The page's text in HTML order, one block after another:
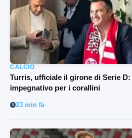
CALCIO
Turris, ufficiale il girone di Serie
impegnativo per i corallini
23 min fa